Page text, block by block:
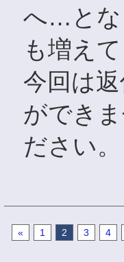
へ…とな
も増え
今回は
ができ
ださい。
« 1 2 3 4